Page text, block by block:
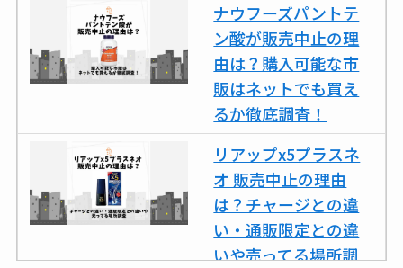
ナウフーズパントテ
ン酸が販売中止の理
由は？購入可能な市
販はネットでも買え
るか徹底調査！
リアップx5プラスネ
オ 販売中止の理由
は？チャージとの違
い・通販限定との違
いや売ってる場所調